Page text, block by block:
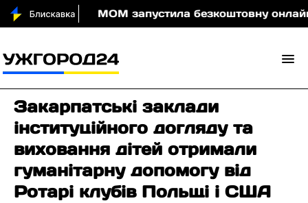
вночі МОМ запустила безкоштовну онлайн-
Закарпатські заклади
інституційного догляду та
виховання дітей отримали
гуманітарну допомогу від
Ротарі клубів Польщі і США